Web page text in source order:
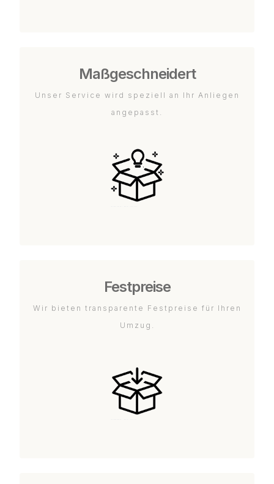
Maßgeschneidert
Unser Service wird speziell an Ihr Anliegen
angepasst.
Festpreise
Wir bieten transparente Festpreise für Ihren
Umzug.